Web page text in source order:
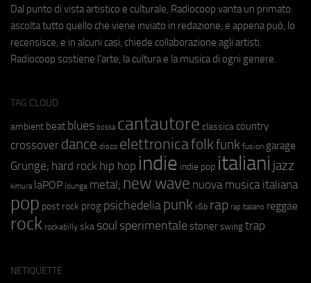
Dal punto di vista artistico e culturale, Radiocoop vanta un primato:
ascolta tutto quello che viene inviato in redazione, e appena può, lo
recensisce, e in alcuni casi, chiede collaborazione agli artisti.
Radiocoop sostiene l'arte, la cultura e la musica di ogni genere.
TAG CLOUD
ambient beat blues bossa cantautore classica country
crossover dance disco elettronicafolkfunk fusion garage
Grunge; hard rock hip hop indie indie pop italiani jazz
kimura laPOP lounge metal; new wave nuova musica italiana
pop post rock prog psichedeliapunk r&b rap rap italiano reggae
rock rockabilly ska soul sperimentale stoner swing trap
NETIQUETTE